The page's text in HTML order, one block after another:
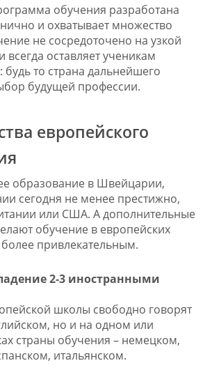
обучения разработана
и охватывает множество
не сосредоточено на узкой
всегда оставляет ученикам
то страна дальнейшего
будущей профессии.
европейского
образование в Швейцарии,
сегодня не менее престижно,
или США. А дополнительные
обучение в европейских
привлекательным.
2-3 иностранными
школы свободно говорят
но и на одном или
страны обучения – немецком,
итальянском.